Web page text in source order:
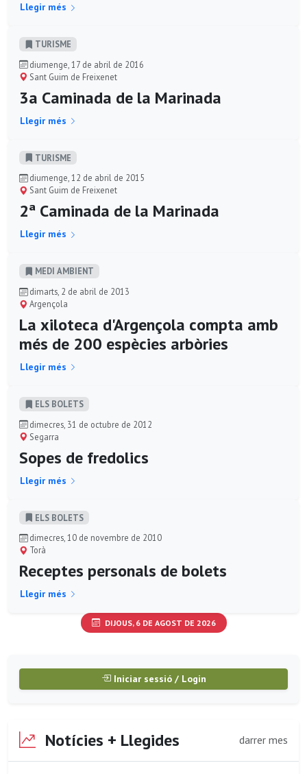
Llegir més
TURISME
diumenge, 17 de abril de 2016
Sant Guim de Freixenet
3a Caminada de la Marinada
Llegir més
TURISME
diumenge, 12 de abril de 2015
Sant Guim de Freixenet
2ª Caminada de la Marinada
Llegir més
MEDI AMBIENT
dimarts, 2 de abril de 2013
Argençola
La xiloteca d'Argençola compta amb
més de 200 espècies arbòries
Llegir més
ELS BOLETS
dimecres, 31 de octubre de 2012
Segarra
Sopes de fredolics
Llegir més
ELS BOLETS
dimecres, 10 de novembre de 2010
Torà
Receptes personals de bolets
Llegir més
DIJOUS, 6 DE AGOST DE 2026
Iniciar sessió / Login
Notícies + Llegides darrer mes